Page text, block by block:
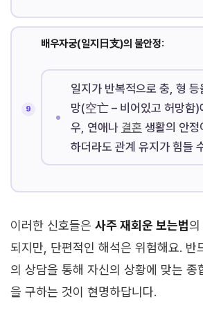
배우자궁(일지日支)의 불안정:
일지가 반복적으로 충, 형 등
망(空亡 – 비어있고 허망함)
우, 연애나 결혼 생활의 안정
하더라도 관계 유지가 힘들
이러한 신호들은 사주 재회운 보는법
되지만, 단편적인 해석은 위험해요. 반
의 상담을 통해 자신의 상황에 맞는 종
을 구하는 것이 현명하답니다.